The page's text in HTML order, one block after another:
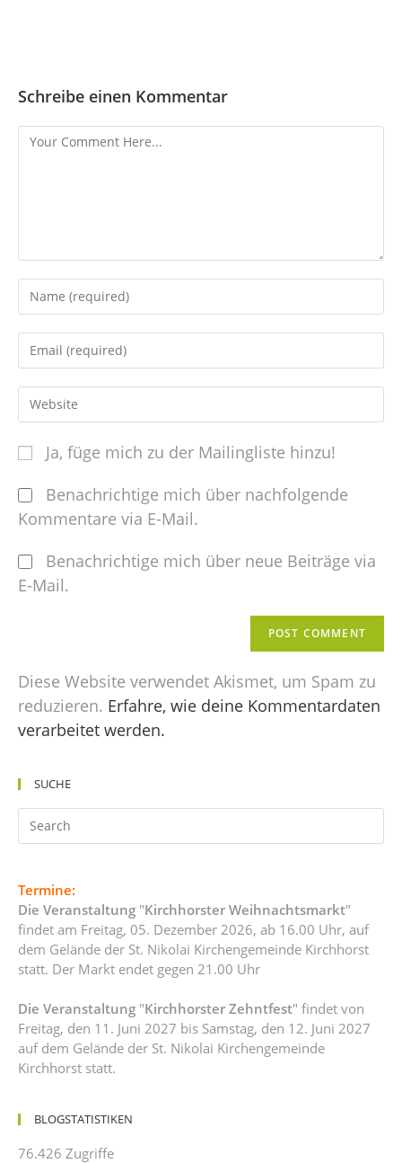
Schreibe einen Kommentar
Ja, füge mich zu der Mailingliste hinzu!
Benachrichtige mich über nachfolgende
Kommentare via E-Mail.
Benachrichtige mich über neue Beiträge via
E-Mail.
Diese Website verwendet Akismet, um Spam zu
reduzieren. Erfahre, wie deine Kommentardaten
verarbeitet werden.
SUCHE
Termine:
Die Veranstaltung "Kirchhorster Weihnachtsmarkt"
findet am Freitag, 05. Dezember 2026, ab 16.00 Uhr, auf
dem Gelände der St. Nikolai Kirchengemeinde Kirchhorst
statt. Der Markt endet gegen 21.00 Uhr
Die Veranstaltung "Kirchhorster Zehntfest" findet von
Freitag, den 11. Juni 2027 bis Samstag, den 12. Juni 2027
auf dem Gelände der St. Nikolai Kirchengemeinde
Kirchhorst statt.
BLOGSTATISTIKEN
76.426 Zugriffe